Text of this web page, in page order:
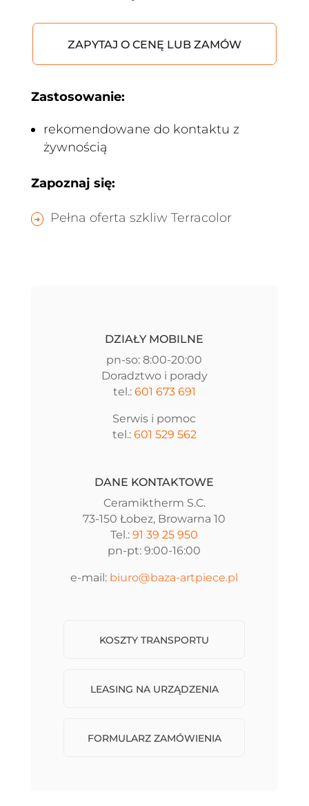
ZAPYTAJ O CENĘ LUB ZAMÓW
Zastosowanie:
rekomendowane do kontaktu z
żywnością
Zapoznaj się:
Pełna oferta szkliw Terracolor
DZIAŁY MOBILNE
pn-so: 8:00-20:00
Doradztwo i porady
tel.: 601 673 691
Serwis i pomoc
tel.: 601 529 562
DANE KONTAKTOWE
Ceramiktherm S.C.
73-150 Łobez, Browarna 10
Tel.:91 39 25 950
pn-pt: 9:00-16:00
e-mail: biuro@baza-artpiece.pl
KOSZTY TRANSPORTU
LEASING NA URZĄDZENIA
FORMULARZ ZAMÓWIENIA